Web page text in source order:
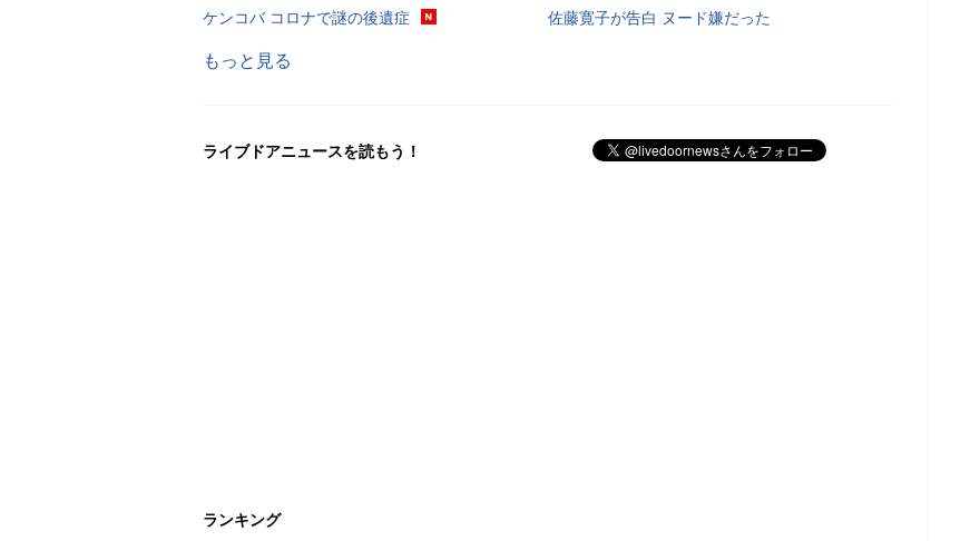
ケンコバ コロナで謎の後遺症
佐藤寛子が告白 ヌード嫌だった
もっと見る
ライブドアニュースを読もう！
ランキング